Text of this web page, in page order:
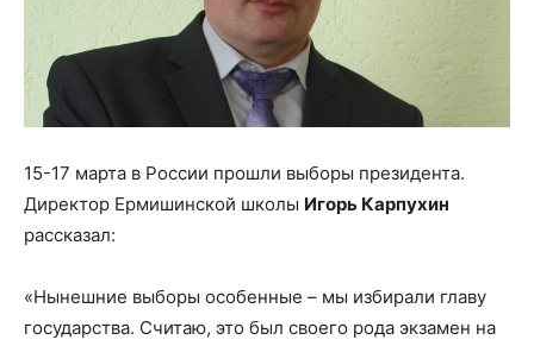
15-17 марта в России прошли выборы президента.
Директор Ермишинской школы Игорь Карпухин
рассказал:
«Нынешние выборы особенные – мы избирали главу
государства. Считаю, это был своего рода экзамен на